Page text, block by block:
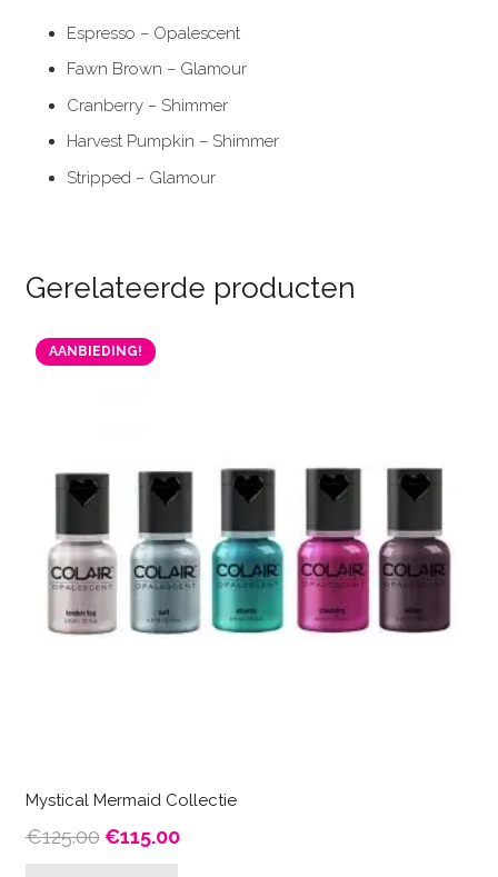
Espresso – Opalescent
Fawn Brown – Glamour
Cranberry – Shimmer
Harvest Pumpkin – Shimmer
Stripped – Glamour
Gerelateerde producten
AANBIEDING!
Mystical Mermaid Collectie
€125.00 Oorspronkelijke
€115.00Huidige